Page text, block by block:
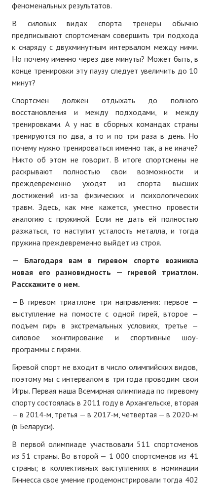
феноменальных результатов.
В силовых видах спорта тренеры обычно
предписывают спортсменам совершить три подхода
к снаряду с двухминутным интервалом между ними.
Но почему именно через две минуты? Может быть, в
конце тренировки эту паузу следует увеличить до 10
минут?
Спортсмен должен отдыхать до полного
восстановления и между подходами, и между
тренировками. А у нас в сборных командах страны
тренируются по два, а то и по три раза в день. Но
почему нужно тренироваться именно так, а не иначе?
Никто об этом не говорит. В итоге спортсмены не
раскрывают полностью свои возможности и
преждевременно уходят из спорта высших
достижений из-за физических и психологических
травм. Здесь, как мне кажется, уместно провести
аналогию с пружиной. Если не дать ей полностью
разжаться, то наступит усталость металла, и тогда
пружина преждевременно выйдет из строя.
— Благодаря вам в гиревом спорте возникла
новая его разновидность — гиревой триатлон.
Расскажите о нем.
— В гиревом триатлоне три направления: первое —
выступление на помосте с одной гирей, второе —
подъем гирь в экстремальных условиях, третье —
силовое жонглирование и спортивные шоу-
программы с гирями.
Гиревой спорт не входит в число олимпийских видов,
поэтому мы с интервалом в три года проводим свои
Игры. Первая наша Всемирная олимпиада по гиревому
спорту состоялась в 2011 году в Архангельске, вторая
— в 2014-м, третья — в 2017-м, четвертая — в 2020-м
(в Беларуси).
В первой олимпиаде участвовали 511 спортсменов
из 51 страны. Во второй — 1 000 спортсменов из 41
страны; в коллективных выступлениях в номинации
Гиннесса свое умение продемонстрировали тогда 402